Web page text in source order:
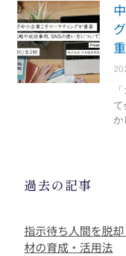
て
か
過去の記事
指示待ち人間を脱
材の育成・活用法